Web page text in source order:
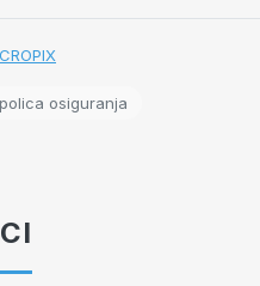
osiguranja